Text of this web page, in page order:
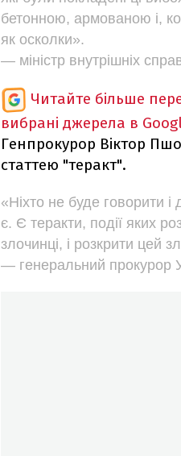
бетонною, армованою і,
як осколки».
— міністр внутрішніх
Читайте більше
вибрані джерела в
Генпрокурор Віктор
статтею "теракт".
«Ніхто не буде говорити і
є. Є теракти, події яких
злочинці, і розкрити цей
— генеральний прокурор